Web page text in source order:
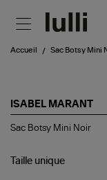
Accueil Sac Botsy Mini
ISABEL MARANT
Sac
Noir
Sac Botsy Mini Noir
Taille unique